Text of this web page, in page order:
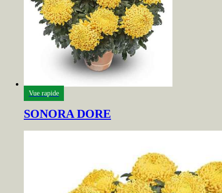
Vue rapide
SONORA DORE